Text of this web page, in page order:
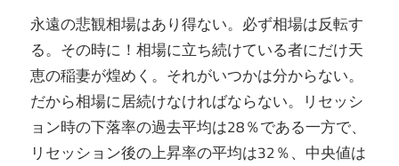
永遠の悲観相場はあり得ない。必ず相場は反転す
る。その時に！相場に立ち続けている者にだけ天
恵の稲妻が煌めく。それがいつかは分からない。
だから相場に居続けなければならない。リセッシ
ョン時の下落率の過去平均は28％である一方で、
リセッション後の上昇率の平均は32％、中央値は